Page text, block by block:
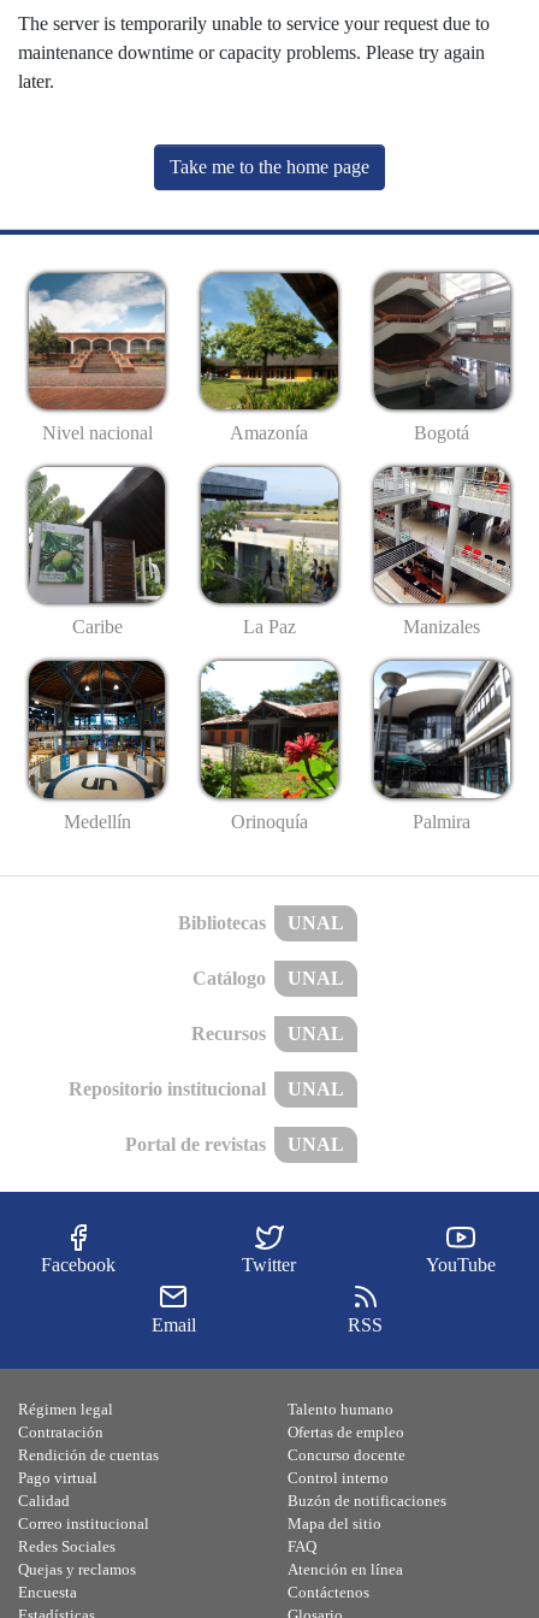
The server is temporarily unable to service your request due to
maintenance downtime or capacity problems. Please try again
later.
Take me to the home page
Nivel nacional Amazonía Bogotá
Caribe La Paz Manizales
Medellín Orinoquía Palmira
Bibliotecas UNAL
Catálogo UNAL
Recursos UNAL
Repositorio institucional UNAL
Portal de revistas UNAL
Facebook Twitter YouTube
Email RSS
Régimen legal
Contratación
Rendición de cuentas
Pago virtual
Calidad
Talento humano
Ofertas de empleo
Concurso docente
Control interno
Buzón de notificaciones
Correo institucional
Redes Sociales
Quejas y reclamos
Encuesta
Mapa del sitio
FAQ
Atención en línea
Contáctenos